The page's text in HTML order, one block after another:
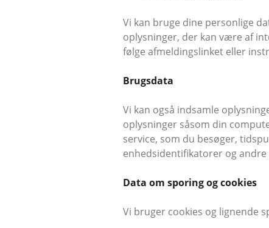
Vi kan bruge dine personlige
oplysninger, der kan være af
følge afmeldingslinket eller
Brugsdata
Vi kan også indsamle
oplysninger såsom din
service, som du besøger,
enhedsidentifikatorer og andre
Data om sporing og cookies
Vi bruger cookies og lignende